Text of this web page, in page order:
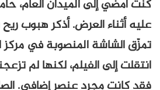
كنت أمضي إلى الميدان العام،
عليه أثناء العرض. أذكر هبوب
تمزّق الشاشة المنصوبة في مركز
انتقلت إلى الفيلم، لكنها لم
فقد كانت مجرد عنصر إضافي.